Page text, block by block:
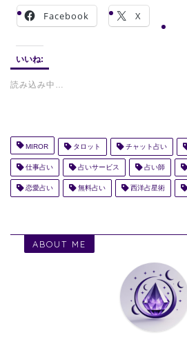
Facebook X
いいね:
読み込み中…
MIROR タロット チャット占い
仕事占い 占いサービス 占い師
恋愛占い 無料占い 西洋占星術
ABOUT ME